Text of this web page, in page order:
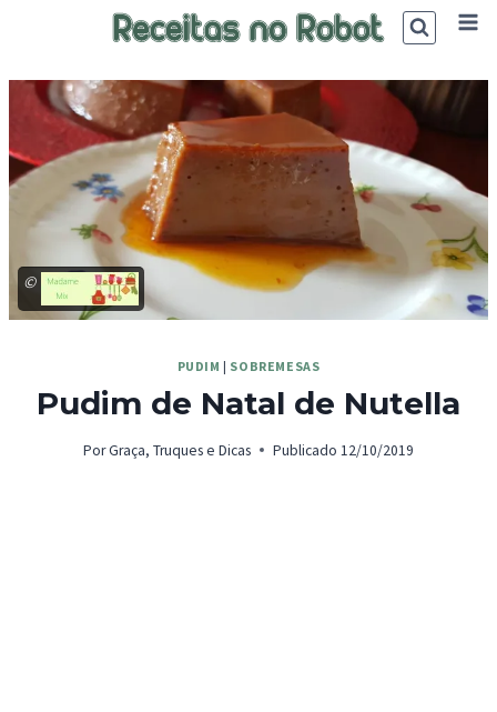
©
PUDIM | SOBREMESAS
Pudim de Natal de Nutella
PorGraça, Truques e Dicas Publicado 12/10/2019